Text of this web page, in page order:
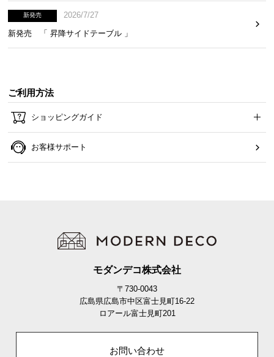
新発売
2026/7/27
新発売 「 昇降サイドテーブル 」
ご利用方法
ショッピングガイド
お客様サポート
モダンデコ株式会社
〒730-0043
広島県広島市中区富士見町16-22
ロアール富士見町201
お問い合わせ